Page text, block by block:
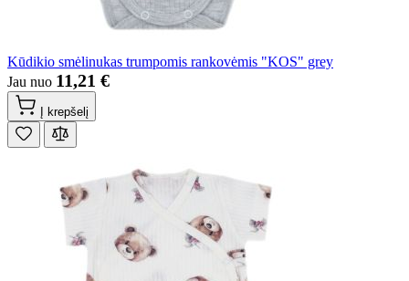
Kūdikio smėlinukas trumpomis rankovėmis "KOS" grey
Jau nuo 11,21 €
Į krepšelį